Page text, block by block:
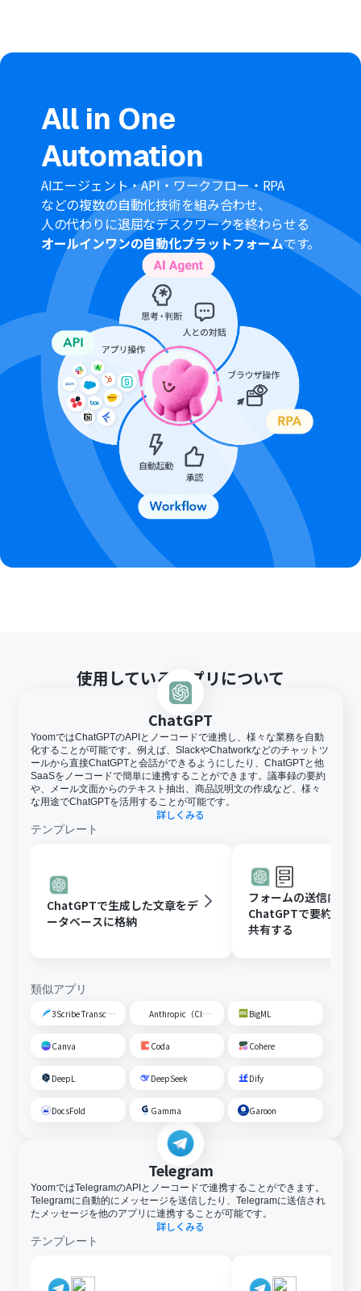
ChatGPT（OpenAI）のアクションを実行するには、
API疎通時のトークンにより従量課金される仕組みとなっ
ています。そのため、API使用時にお支払いが行える状況
でない場合エラーが発生しますのでご注意ください。
All in One
Automation
AIエージェント・API・ワークフロー・RPA
などの複数の自動化技術を組み合わせ、
人の代わりに退屈なデスクワークを終わらせる
オールインワンの自動化プラットフォームです。
使用しているアプリについて
ChatGPT
YoomではChatGPTのAPIとノーコードで連携し、様々な業務を自動
化することが可能です。例えば、SlackやChatworkなどのチャットツ
ールから直接ChatGPTと会話ができるようにしたり、ChatGPTと他
SaaSをノーコードで簡単に連携することができます。議事録の要約
や、メール文面からのテキスト抽出、商品説明文の作成など、様々
な用途でChatGPTを活用することが可能です。
詳しくみる
テンプレート
ChatGPTで生成した文章をデ
ータベースに格納
フォームの送信内容を
ChatGPTで要約し、
共有する
類似アプリ
3Scribe Transcription Anthropic（Claude） BigML
Canva Coda Cohere
DeepL DeepSeek Dify
DocsFold Gamma Garoon
Telegram
YoomではTelegramのAPIとノーコードで連携することができます。
Telegramに自動的にメッセージを送信したり、Telegramに送信され
たメッセージを他のアプリに連携することが可能です。
詳しくみる
テンプレート